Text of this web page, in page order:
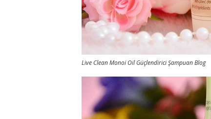
Live Clean Monoi Oil Güçlendirici Şampuan Blog